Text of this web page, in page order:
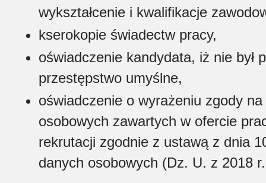
wykształcenie i kwalifikacje
kserokopie świadectw pracy,
oświadczenie kandydata, iż nie był
przestępstwo umyślne,
oświadczenie o wyrażeniu zgody
osobowych zawartych w ofercie
rekrutacji zgodnie z ustawą z dnia
danych osobowych (Dz. U. z 2018